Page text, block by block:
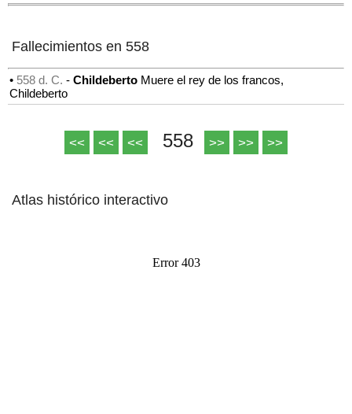
Fallecimientos en 558
• 558 d. C. - Childeberto Muere el rey de los francos,
Childeberto
<< << << 558 >> >> >>
Atlas histórico interactivo